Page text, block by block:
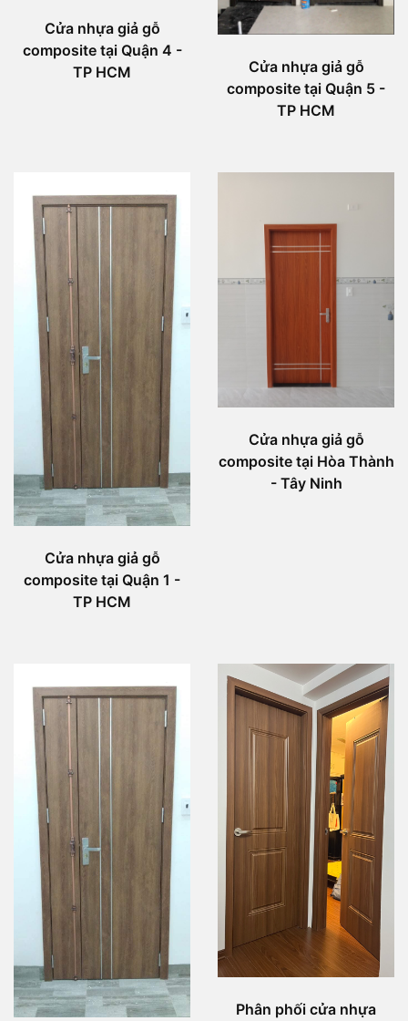
Cửa nhựa giả gỗ
composite tại Quận 4 -
TP HCM
Cửa nhựa giả gỗ
composite tại Quận 5 -
TP HCM
Cửa nhựa giả gỗ
composite tại Quận 1 -
TP HCM
Cửa nhựa giả gỗ
composite tại Hòa Thành
- Tây Ninh
Phân phối cửa nhựa